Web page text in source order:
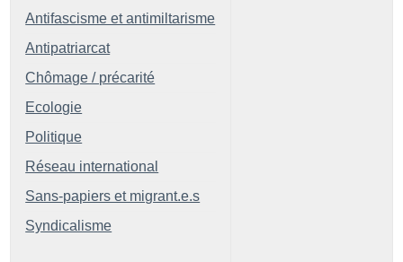
Antifascisme et antimiltarisme
Antipatriarcat
Chômage / précarité
Ecologie
Politique
Réseau international
Sans-papiers et migrant.e.s
Syndicalisme